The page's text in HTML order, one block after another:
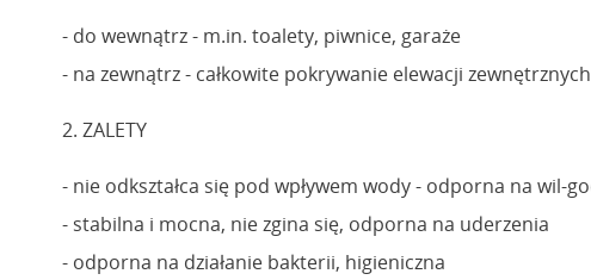
- do wewnątrz - m.in. toalety, piwnice, garaże
- na zewnątrz - całkowite pokrywanie elewacji
2. ZALETY
- nie odkształca się pod wpływem wody - odporna na wil-
- stabilna i mocna, nie zgina się, odporna na uderzenia
- odporna na działanie bakterii, higieniczna